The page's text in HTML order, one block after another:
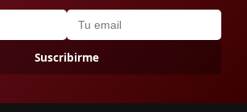
Suscribirme